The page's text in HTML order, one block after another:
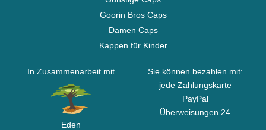
Goorin Bros Caps
Damen Caps
Kappen für Kinder
In Zusammenarbeit mit
Eden
Sie können bezahlen mit:
jede Zahlungskarte
PayPal
Überweisungen 24